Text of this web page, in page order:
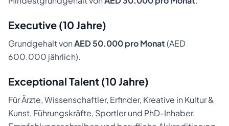
Executive (10 Jahre)
Grundgehalt vonAED 50.000 pro Monat(AED
600.000 jährlich).
Exceptional Talent (10 Jahre)
Für Ärzte, Wissenschaftler, Erfinder, Kreative in Kultur &
Kunst, Führungskräfte, Sportler und PhD-Inhaber.